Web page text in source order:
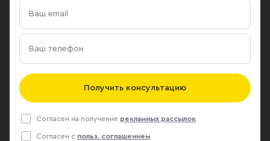
Получить консультацию
Согласен на получение рекламных рассылок
Согласен с польз. соглашением